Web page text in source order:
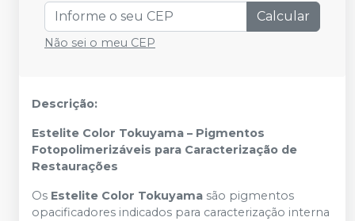
Calcular
Não sei o meu CEP
Descrição:
Estelite Color Tokuyama – Pigmentos
Fotopolimerizáveis para Caracterização de
Restaurações
Os Estelite Color Tokuyama são pigmentos
opacificadores indicados para caracterização interna